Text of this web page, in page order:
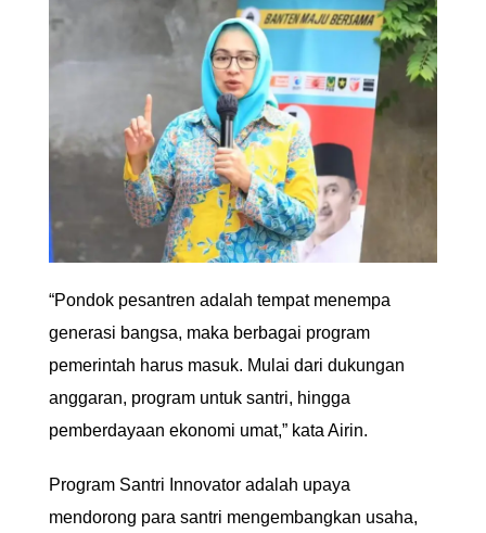
“Pondok pesantren adalah tempat menempa
generasi bangsa, maka berbagai program
pemerintah harus masuk. Mulai dari dukungan
anggaran, program untuk santri, hingga
pemberdayaan ekonomi umat,” kata Airin.
Program Santri Innovator adalah upaya
mendorong para santri mengembangkan usaha,